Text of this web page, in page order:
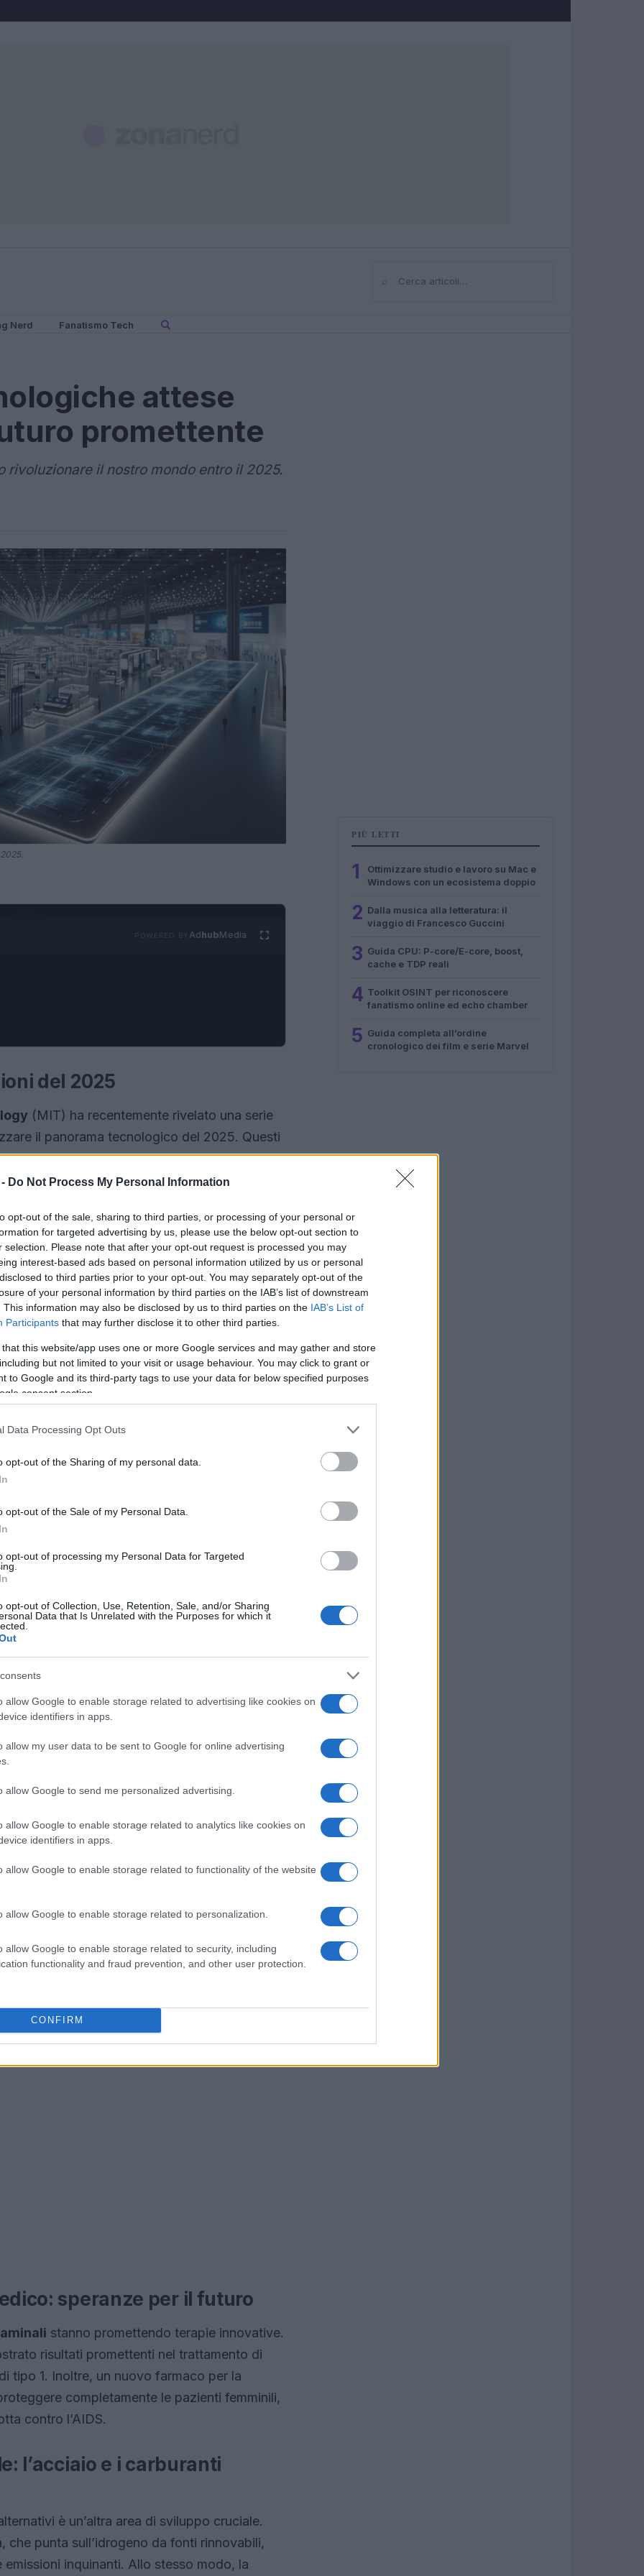
Do Not Process My Personal Information
opt-out of the sale, sharing to third parties, or processing of your personal or
for targeted advertising by us, please use the below opt-out section to
selection. Please note that after your opt-out request is processed you may
interest-based ads based on personal information utilized by us or personal
to third parties prior to your opt-out. You may separately opt-out of the
of your personal information by third parties on the IAB’s list of downstream
This information may also be disclosed by us to third parties on the IAB’s List of
Participants that may further disclose it to other third parties.
that this website/app uses one or more Google services and may gather and store
but not limited to your visit or usage behaviour. You may click to grant or
to Google and its third-party tags to use your data for below specified purposes
consent section.
Data Processing Opt Outs
opt-out of the Sharing of my personal data.
opt-out of the Sale of my Personal Data.
opt-out of processing my Personal Data for Targeted
opt-out of Collection, Use, Retention, Sale, and/or Sharing
Data that Is Unrelated with the Purposes for which it
allow Google to enable storage related to advertising like cookies on
identifiers in apps.
allow my user data to be sent to Google for online advertising
allow Google to send me personalized advertising.
allow Google to enable storage related to analytics like cookies on
identifiers in apps.
allow Google to enable storage related to functionality of the website
allow Google to enable storage related to personalization.
allow Google to enable storage related to security, including
functionality and fraud prevention, and other user protection.
CONFIRM
⌕Cerca
Nerd Fanatismo Tech
attese
promettente
rivoluzionare il nostro mondo entro il 2025.
AdhubMedia
del 2025
(MIT) ha recentemente rivelato una serie
il panorama tecnologico del 2025. Questi
il nostro modo di vivere, ma pongono
e avanzato. Dall’intelligenza artificiale alla
spaziale, il 2025 si preannuncia
un passo verso l’ignoto
di 8,4 metri, questo osservatorio avrà il
australe in un arco di dieci anni.
si prevede di ottenere dati senza
frontiere nella comprensione
il futuro della ricerca
dai motori di ricerca basati su AI
argomenti. La crescente competitività nel
un’innovazione continua, spingendo le
più efficienti e meno dispendiosi.
un cambiamento in atto
sempre più comuni nelle nostre città. Con
a guida autonoma, come ilTesla Cybercab,
nel 2025. Tuttavia, la loro diffusione
di infrastrutture adeguate.
speranze per il futuro
stanno promettendo terapie innovative.
risultati promettenti nel trattamento di
tipo 1. Inoltre, un nuovo farmaco per la
completamente le pazienti femminili,
contro l’AIDS.
l’acciaio e i carburanti
è un’altra area di sviluppo cruciale.
che punta sull’idrogeno da fonti rinnovabili,
inquinanti. Allo stesso modo, la
PIÙ LETTI
1
Ottimizzare studio e lavoro su Mac e
Windows con un ecosistema doppio
2 Dalla musica alla letteratura: il
viaggio di Francesco Guccini
3 Guida CPU: P-core/E-core, boost,
cache e TDP reali
4 Toolkit OSINT per riconoscere
fanatismo online ed echo chamber
5 Guida completa all’ordine
cronologico dei film e serie Marvel